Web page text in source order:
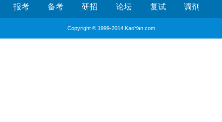
报考 备考 研招 论坛 复试 调剂
Copyright © 1999-2014 KaoYan.com